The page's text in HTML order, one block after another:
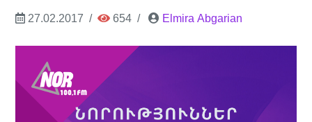
27.02.2017 654 Elmira Abgarian